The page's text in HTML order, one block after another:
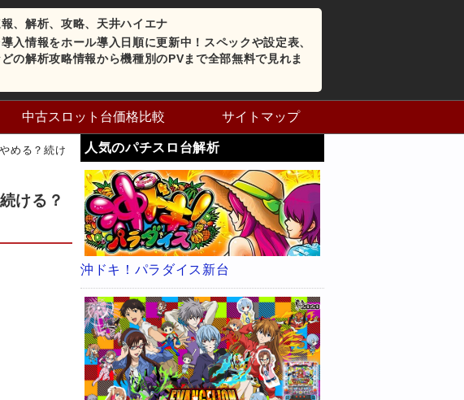
、解析、攻略、天井ハイエナ
入情報をホール導入日順に更新中！スペックや設定表、
の解析攻略情報から機種別のPVまで全部無料で見れま
中古スロット台価格比較 サイトマップ
める？続け
ける？
人気のパチスロ台解析
沖ドキ！パラダイス新台